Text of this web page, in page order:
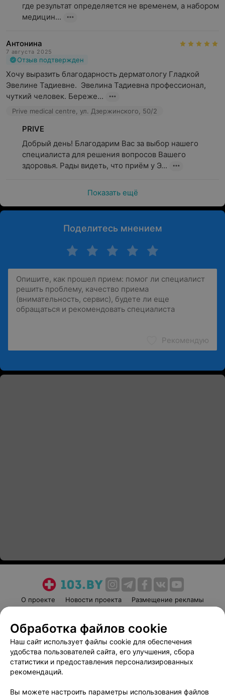
где результат определяется не временем, а набором
медицин...
Антонина
7 августа 2025
Отзыв подтвержден
Хочу выразить благодарность дерматологу Гладкой
Эвелине Тадиевне.  Эвелина Тадиевна профессионал,
чуткий человек. Береже...
Prive medical centre, ул. Дзержинского, 50/2
PRIVE
Добрый день! Благодарим Вас за выбор нашего
специалиста для решения вопросов Вашего
здоровья. Рады видеть, что приём у Э...
Показать ещё
Поделитесь мнением
Рекомендую
О проекте Новости проекта
Размещение рекламы
Пользовательское соглашение
Способы оплаты
Вакансии
Партнеры
Написать руководителю 103.by
Обработка файлов cookie
Наш сайт использует файлы cookie для обеспечения
удобства пользователей сайта, его улучшения, сбора
статистики и предоставления персонализированных
рекомендаций.
Вы можете настроить параметры использования файлов